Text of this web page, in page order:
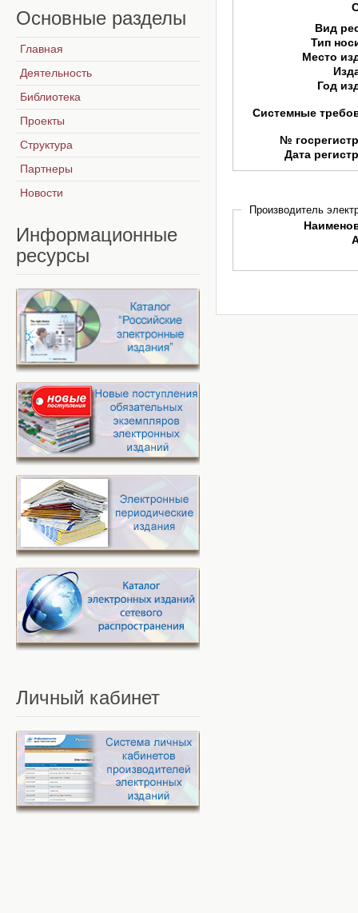
Вид
Тип
Место
Год
Системные
№
Дата
Производитель
Основные разделы
Главная
Деятельность
Библиотека
Проекты
Структура
Партнеры
Новости
Информационные
ресурсы
Личный кабинет